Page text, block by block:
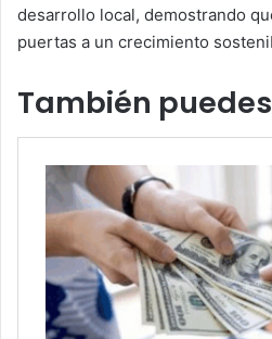
desarrollo local, demostrando
puertas a un crecimiento
También